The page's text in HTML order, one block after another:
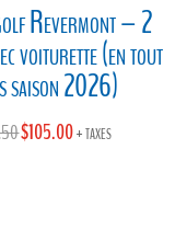
Revermont – 2
voiturette (en tout
saison 2026)
Original
$105.00Current
+ taxes